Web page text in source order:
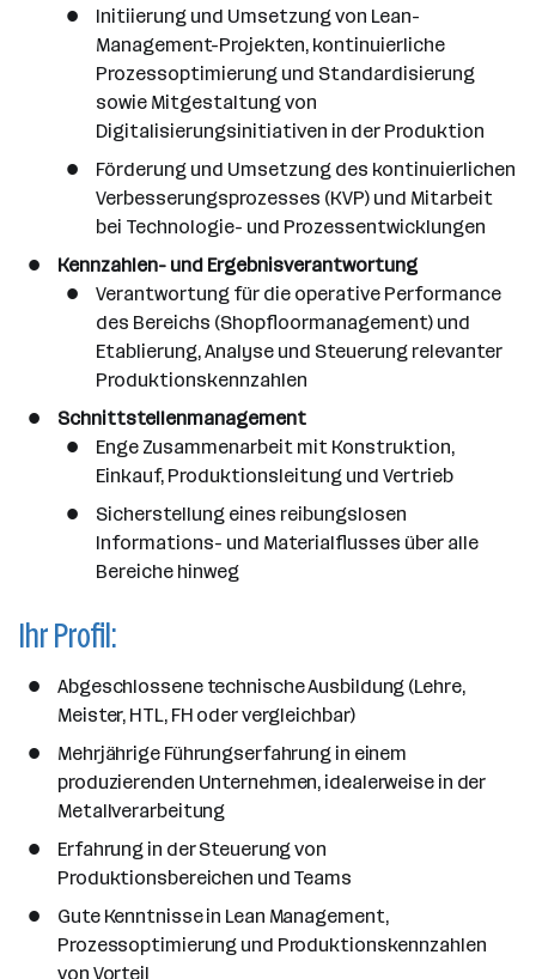
Initiierung und Umsetzung von Lean-
Management-Projekten, kontinuierliche
Prozessoptimierung und Standardisierung
sowie Mitgestaltung von
Digitalisierungsinitiativen in der Produktion
Förderung und Umsetzung des kontinuierlichen
Verbesserungsprozesses (KVP) und Mitarbeit
bei Technologie- und Prozessentwicklungen
Kennzahlen- und Ergebnisverantwortung
Verantwortung für die operative Performance
des Bereichs (Shopfloormanagement) und
Etablierung, Analyse und Steuerung relevanter
Produktionskennzahlen
Schnittstellenmanagement
Enge Zusammenarbeit mit Konstruktion,
Einkauf, Produktionsleitung und Vertrieb
Sicherstellung eines reibungslosen
Informations- und Materialflusses über alle
Bereiche hinweg
Ihr Profil:
Abgeschlossene technische Ausbildung (Lehre,
Meister, HTL, FH oder vergleichbar)
Mehrjährige Führungserfahrung in einem
produzierenden Unternehmen, idealerweise in der
Metallverarbeitung
Erfahrung in der Steuerung von
Produktionsbereichen und Teams
Gute Kenntnisse in Lean Management,
Prozessoptimierung und Produktionskennzahlen
von Vorteil